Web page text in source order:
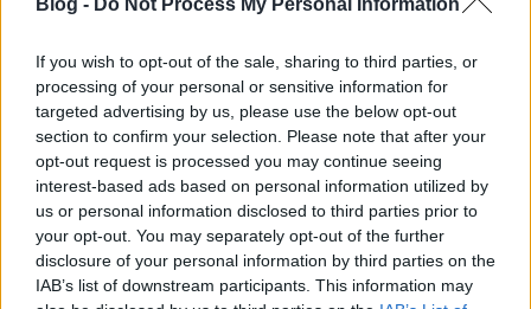
Blog - Do Not Process My Personal Information
If you wish to opt-out of the sale, sharing to third parties, or
processing of your personal or sensitive information for
targeted advertising by us, please use the below opt-out
section to confirm your selection. Please note that after your
opt-out request is processed you may continue seeing
interest-based ads based on personal information utilized by
us or personal information disclosed to third parties prior to
your opt-out. You may separately opt-out of the further
disclosure of your personal information by third parties on the
IAB’s list of downstream participants. This information may
Emerencia (1921 - 1978) Alapkőletétel Pápán Csekő
Béla (1943 - 1996) Emlékműavatás Veszprémben
Folly Gyula (1943 - 2011) Polinszky Károly (1922 -
1998) Rakos Jenő (1918 - 2002) Huber Gyula (1861 -
1943) Lakos Béla (1875 - 1948) A reformátusok…